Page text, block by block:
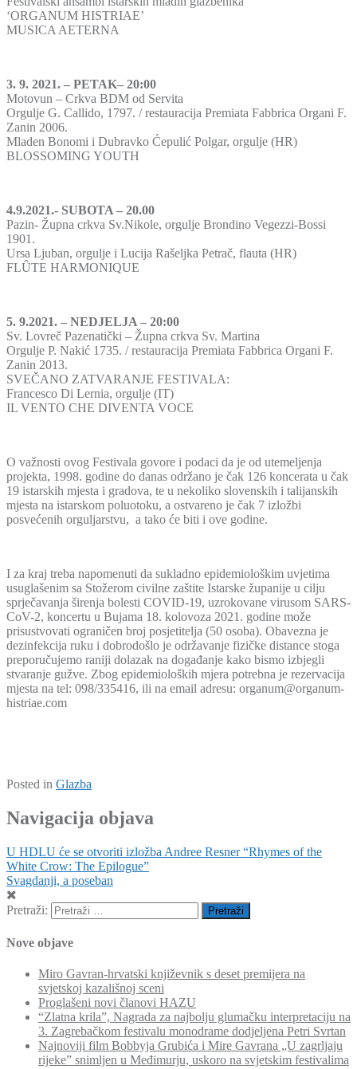
‘ORGANUM HISTRIAE’
MUSICA AETERNA
3. 9. 2021. – PETAK– 20:00
Motovun – Crkva BDM od Servita
Orgulje G. Callido, 1797. / restauracija Premiata Fabbrica Organi F.
Zanin 2006.
Mladen Bonomi i Dubravko Ćepulić Polgar, orgulje (HR)
BLOSSOMING YOUTH
4.9.2021.- SUBOTA – 20.00
Pazin- Župna crkva Sv.Nikole, orgulje Brondino Vegezzi-Bossi
1901.
Ursa Ljuban, orgulje i Lucija Rašeljka Petrač, flauta (HR)
FLÛTE HARMONIQUE
5. 9.2021. – NEDJELJA – 20:00
Sv. Lovreč Pazenatički – Župna crkva Sv. Martina
Orgulje P. Nakić 1735. / restauracija Premiata Fabbrica Organi F.
Zanin 2013.
SVEČANO ZATVARANJE FESTIVALA:
Francesco Di Lernia, orgulje (IT)
IL VENTO CHE DIVENTA VOCE
O važnosti ovog Festivala govore i podaci da je od utemeljenja
projekta, 1998. godine do danas održano je čak 126 koncerata u čak
19 istarskih mjesta i gradova, te u nekoliko slovenskih i talijanskih
mjesta na istarskom poluotoku, a ostvareno je čak 7 izložbi
posvećenih orguljarstvu, a tako će biti i ove godine.
I za kraj treba napomenuti da sukladno epidemiološkim uvjetima
usuglašenim sa Stožerom civilne zaštite Istarske županije u cilju
sprječavanja širenja bolesti COVID-19, uzrokovane virusom SARS-
CoV-2, koncertu u Bujama 18. kolovoza 2021. godine može
prisustvovati ograničen broj posjetitelja (50 osoba). Obavezna je
dezinfekcija ruku i dobrodošlo je održavanje fizičke distance stoga
preporučujemo raniji dolazak na događanje kako bismo izbjegli
stvaranje gužve. Zbog epidemioloških mjera potrebna je rezervacija
mjesta na tel: 098/335416, ili na email adresu: organum@organum-
histriae.com
Posted in Glazba
Navigacija objava
U HDLU će se otvoriti izložba Andree Resner “Rhymes of the
White Crow: The Epilogue”
Svagdanji, a poseban
Pretraži:
Nove objave
Miro Gavran-hrvatski književnik s deset premijera na
svjetskoj kazališnoj sceni
Proglašeni novi članovi HAZU
“Zlatna krila”, Nagrada za najbolju glumačku interpretaciju na
3. Zagrebačkom festivalu monodrame dodjeljena Petri Svrtan
Najnoviji film Bobbyja Grubića i Mire Gavrana „U zagrljaju
rijeke” snimljen u Međimurju, uskoro na svjetskim festivalima